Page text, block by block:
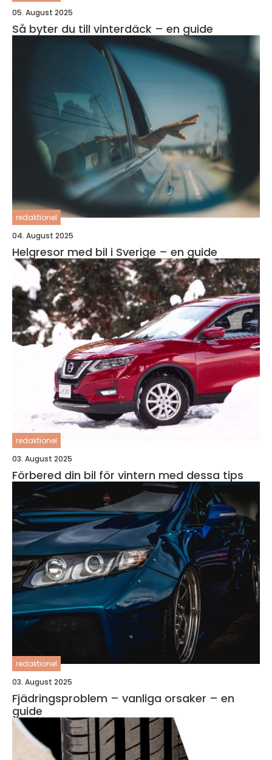
05. August 2025
Så byter du till vinterdäck – en guide
redaktionel
04. August 2025
Helgresor med bil i Sverige – en guide
redaktionel
03. August 2025
Förbered din bil för vintern med dessa tips
redaktionel
03. August 2025
Fjädringsproblem – vanliga orsaker – en
guide